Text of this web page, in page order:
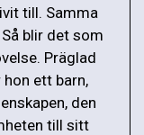
till. Samma
blir det som
Präglad
ett barn,
den
till sitt